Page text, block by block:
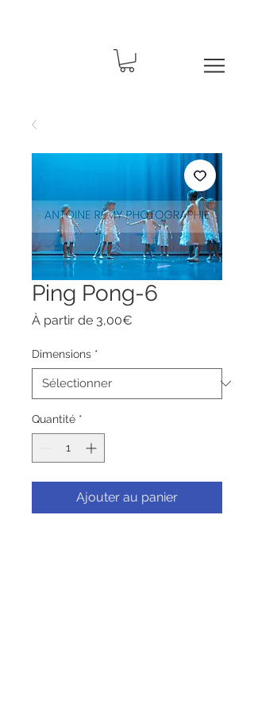
Ping Pong-6
À partir de 3,00€
Dimensions *
Quantité *
Ajouter au panier